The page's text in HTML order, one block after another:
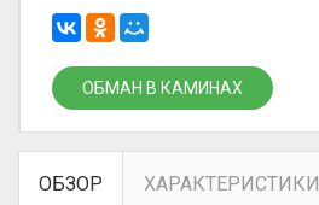
ОБМАН В КАМИНАХ
ОБЗОР ХАРАКТЕРИСТИКИ